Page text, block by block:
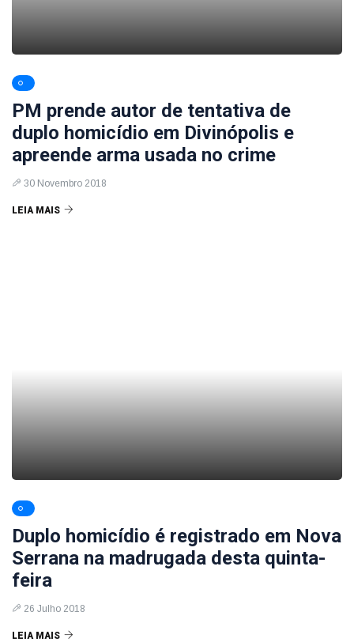
PM prende autor de tentativa de
duplo homicídio em Divinópolis e
apreende arma usada no crime
30 Novembro 2018
LEIA MAIS
Duplo homicídio é registrado em Nova
Serrana na madrugada desta quinta-
feira
26 Julho 2018
LEIA MAIS